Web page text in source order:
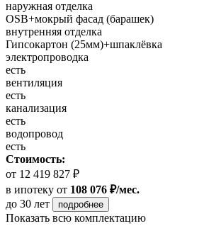
наружная отделка
OSB+мокрый фасад (барашек)
внутренняя отделка
Гипсокартон (25мм)+шпаклёвка
электропроводка
есть
вентиляция
есть
канализация
есть
водопровод
есть
Стоимость:
от 12 419 827 ₽
в ипотеку от 108 076 ₽/мес.
до 30 лет
подробнее
Показать всю комплектацию